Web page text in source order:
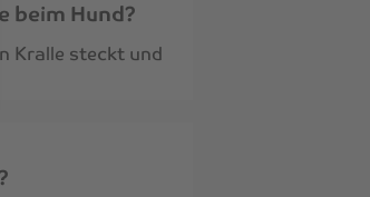
beim Hund?
Kralle steckt und